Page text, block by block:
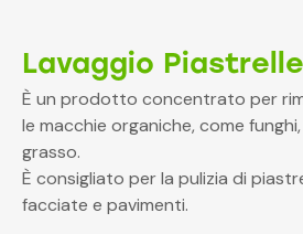
Lavaggio Piastrelle
È un prodotto concentrato per
le macchie organiche, come
grasso.
È consigliato per la pulizia di
facciate e pavimenti.